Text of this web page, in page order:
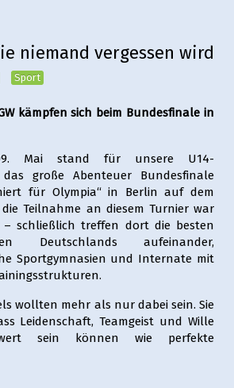
niemand vergessen wird
Sport
kämpfen sich beim Bundesfinale in
Mai stand für unsere U14-
große Abenteuer Bundesfinale
für Olympia“ in Berlin auf dem
die Teilnahme an diesem Turnier war
– schließlich treffen dort die besten
Deutschlands aufeinander,
Sportgymnasien und Internate mit
wollten mehr als nur dabei sein. Sie
Leidenschaft, Teamgeist und Wille
sein können wie perfekte